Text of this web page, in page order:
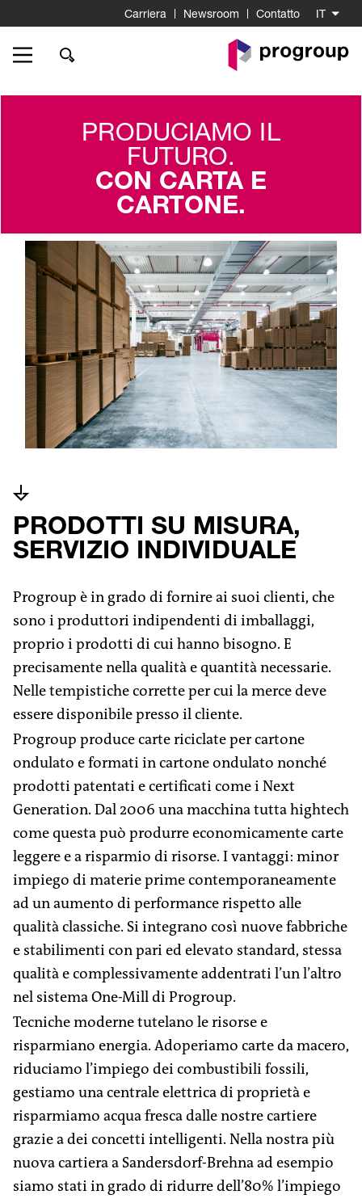
Carriera Newsroom Contatto IT
Go
to
PRODUCIAMO IL
FUTURO.
CON CARTA E
CARTONE.
PRODOTTI SU MISURA,
SERVIZIO INDIVIDUALE
Progroup è in grado di fornire ai suoi clienti, che
sono i produttori indipendenti di imballaggi,
proprio i prodotti di cui hanno bisogno. E
precisamente nella qualità e quantità necessarie.
Nelle tempistiche corrette per cui la merce deve
essere disponibile presso il cliente.
Progroup produce carte riciclate per cartone
ondulato e formati in cartone ondulato nonché
prodotti patentati e certificati come i Next
Generation. Dal 2006 una macchina tutta hightech
come questa può produrre economicamente carte
leggere e a risparmio di risorse. I vantaggi: minor
impiego di materie prime contemporaneamente
ad un aumento di performance rispetto alle
qualità classiche. Si integrano così nuove fabbriche
e stabilimenti con pari ed elevato standard, stessa
qualità e complessivamente addentrati l’un l’altro
nel sistema One-Mill di Progroup.
Tecniche moderne tutelano le risorse e
risparmiano energia. Adoperiamo carte da macero,
riduciamo l’impiego dei combustibili fossili,
gestiamo una centrale elettrica di proprietà e
risparmiamo acqua fresca dalle nostre cartiere
grazie a dei concetti intelligenti. Nella nostra più
nuova cartiera a Sandersdorf-Brehna ad esempio
siamo stati in grado di ridurre dell’80% l’impiego